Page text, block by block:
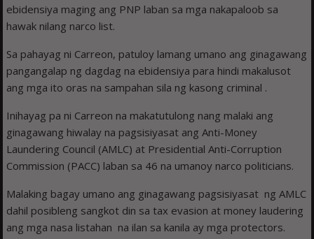
ebidensiya maging ang PNP laban sa mga nakapaloob sa
hawak nilang narco list.
Sa pahayag ni Carreon, patuloy lamang umano ang ginagawang
pangangalap ng dagdag na ebidensiya para hindi makalusot
ang mga ito oras na sampahan sila ng kasong criminal .
Inihayag pa ni Carreon na makatutulong nang malaki ang
ginagawang hiwalay na pagsisiyasat ang Anti-Money
Laundering Council (AMLC) at Presidential Anti-Corruption
Commission (PACC) laban sa 46 na umanoy narco politicians.
Malaking bagay umano ang ginagawang pagsisiyasat ng AMLC
dahil posibleng sangkot din sa tax evasion at money laudering
ang mga nasa listahan na ilan sa kanila ay mga protectors.